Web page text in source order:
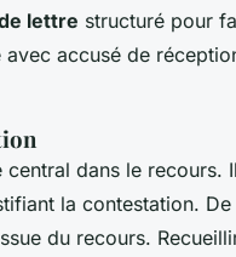
lettre structuré pour
accusé de
central dans le recours.
la contestation.
du recours.